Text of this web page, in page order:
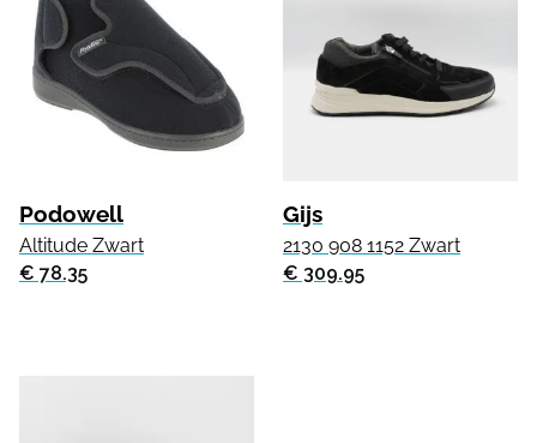
Podowell
Altitude Zwart
€ 78.35
Gijs
2130 908 1152 Zwart
€ 309.95